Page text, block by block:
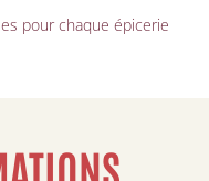
pour chaque épicerie